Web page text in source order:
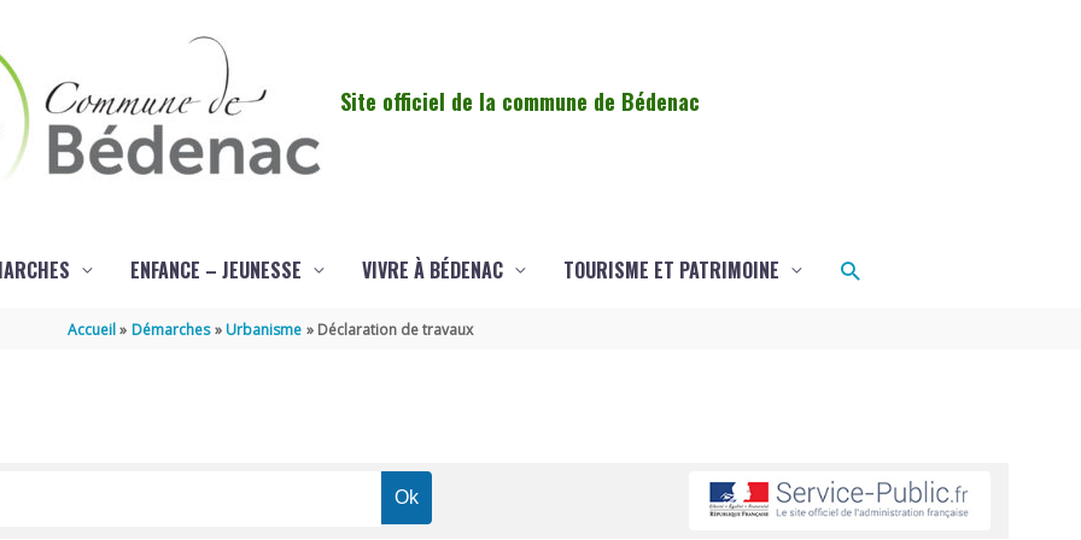
Site officiel de la commune de Bédenac
ENFANCE – JEUNESSE VIVRE À BÉDENAC TOURISME ET PATRIMOINE Rechercher
Accueil Démarches Urbanisme Déclaration de travaux